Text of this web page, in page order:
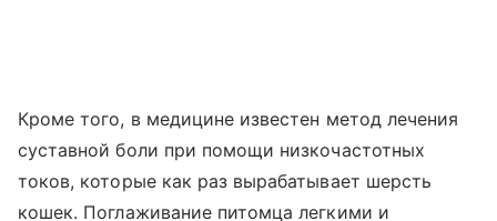
Кроме того, в медицине известен метод лечения
суставной боли при помощи низкочастотных
токов, которые как раз вырабатывает шерсть
кошек. Поглаживание питомца легкими и